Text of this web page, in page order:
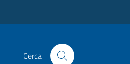
Cerca